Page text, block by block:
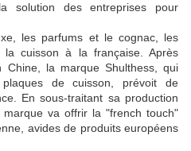
solution des entreprises pour
les parfums et le cognac, les
la cuisson à la française. Après
Chine, la marque Shulthess, qui
de cuisson, prévoit de
En sous-traitant sa production
va offrir la "french touch"
avides de produits européens